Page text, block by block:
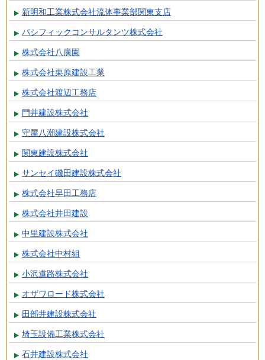
新明和工業株式会社流体事業部関東支店
パシフィックコンサルタンツ株式会社
株式会社八廣園
株式会社栗原建設工業
株式会社渡辺工務店
門井建設株式会社
守屋八潮建設株式会社
関東建設株式会社
サンセイ磯田建設株式会社
株式会社早田工務店
株式会社井田建設
中里建設株式会社
株式会社中村組
小沢道路株式会社
オザワロード株式会社
田部井建設株式会社
埼玉設備工業株式会社
石井建設株式会社